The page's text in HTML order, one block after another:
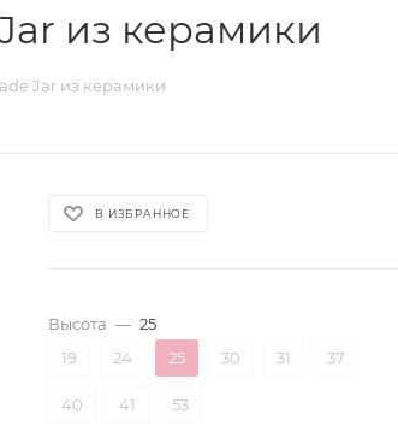
из керамики
Jar из керамики
В ИЗБРАННОЕ
Высота — 25
19
24 25 30 31 37
40 41 53